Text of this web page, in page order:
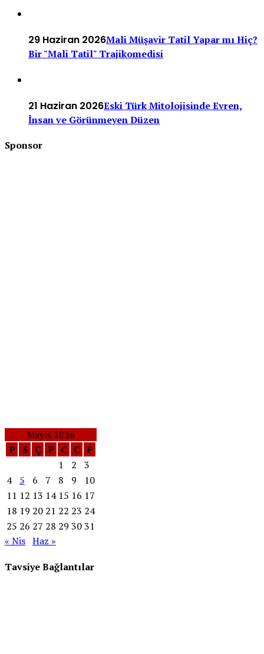
29 Haziran 2026Mali Müşavir Tatil Yapar mı Hiç?
Bir "Mali Tatil" Trajikomedisi
21 Haziran 2026Eski Türk Mitolojisinde Evren,
İnsan ve Görünmeyen Düzen
Sponsor
Mayıs 2026
P
S Ç P C C P
1
2
3
4
5 6 7 8 9
10
11 12 13 14 15 16 17
18 19 20 21 22 23 24
25 26 27 28 29 3031
« Nis Haz »
Tavsiye Bağlantılar